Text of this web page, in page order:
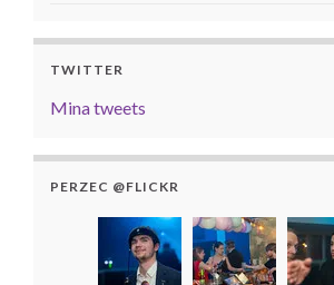
TWITTER
Mina tweets
PERZEC @FLICKR